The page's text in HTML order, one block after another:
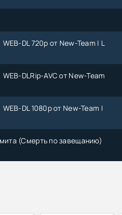
DL 720p от New-Team | L
DLRip-AVC от New-Team
DL 1080p от New-Team |
(Смерть по завещанию)